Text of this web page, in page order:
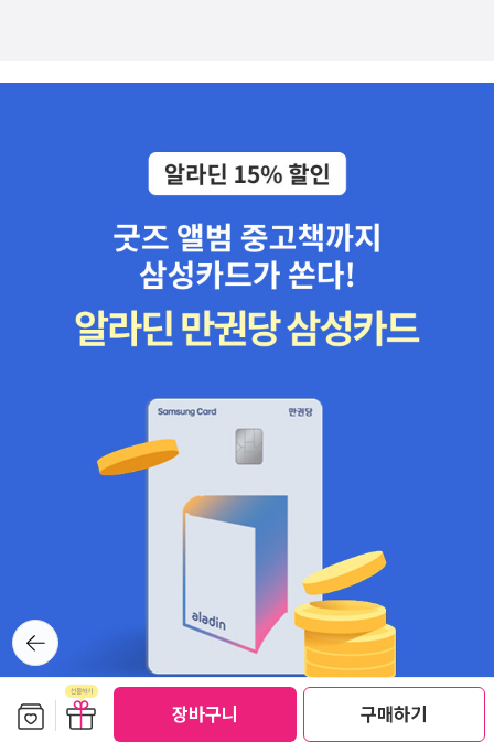
장바구니 구매하기
뒤로가
기